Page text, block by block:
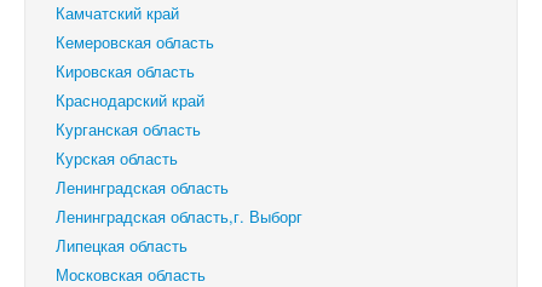
Камчатский край
Кемеровская область
Кировская область
Краснодарский край
Курганская область
Курская область
Ленинградская область
Ленинградская область,г. Выборг
Липецкая область
Московская область